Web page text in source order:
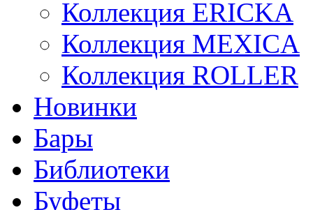
Коллекция ERICKA
Коллекция MEXICA
Коллекция ROLLER
Новинки
Бары
Библиотеки
Буфеты